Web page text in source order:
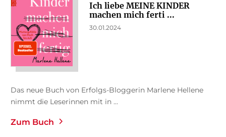
Ich liebe MEINE KINDER
machen mich ferti ...
30.01.2024
Das neue Buch von Erfolgs-Bloggerin Marlene Hellene
nimmt die Leserinnen mit in ...
Zum Buch